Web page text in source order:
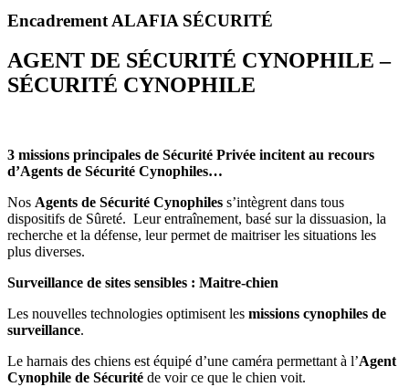
Encadrement ALAFIA SÉCURITÉ
AGENT DE SÉCURITÉ CYNOPHILE –
SÉCURITÉ CYNOPHILE
3 missions principales de Sécurité Privée incitent au recours
d’Agents de Sécurité Cynophiles…
Nos Agents de Sécurité Cynophiles s’intègrent dans tous
dispositifs de Sûreté. Leur entraînement, basé sur la dissuasion, la
recherche et la défense, leur permet de maitriser les situations les
plus diverses.
Surveillance de sites sensibles : Maitre-chien
Les nouvelles technologies optimisent les missions cynophiles de
surveillance.
Le harnais des chiens est équipé d’une caméra permettant à l’Agent
Cynophile de Sécurité de voir ce que le chien voit.